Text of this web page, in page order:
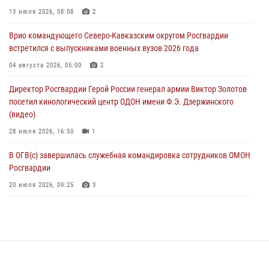
В Кабардино-Балкарии сотрудники Росгвардии провели турнир по
08 августа 2026, 07:00
Военнослужащие Софринской бригады Росгвардии встретились с
дорогой к Победе в СВО» (видео)
2 1
13 июля 2026, 08:08 2
Врио командующего Северо-Кавказским округом Росгвардии
встретился с выпускниками военных вузов 2026 года
04 августа 2026, 05:00 2
Директор Росгвардии Герой России генерал армии Виктор Золотов
посетил кинологический центр ОДОН имени Ф.Э. Дзержинского
(видео)
28 июля 2026, 16:50 1
В ОГВ(с) завершилась служебная командировка сотрудников ОМОН
Росгвардии
20 июля 2026, 09:25 3